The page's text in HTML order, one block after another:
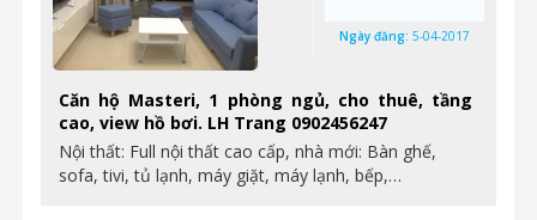
Căn hộ Masteri, 1 phòng ngủ, cho thuê, tầng
cao, view hồ bơi. LH Trang 0902456247
Nội thất: Full nội thất cao cấp, nhà mới: Bàn ghế,
sofa, tivi, tủ lạnh, máy giặt, máy lạnh, bếp,…
Ngày đăng: 5-04-2017